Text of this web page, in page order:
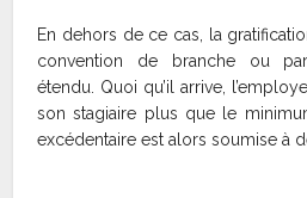
En dehors de ce cas, la
convention de branche ou
étendu. Quoi qu’il arrive,
son stagiaire plus que le
excédentaire est alors soumise à